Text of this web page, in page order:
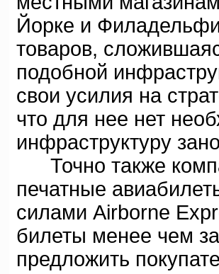
Йорке и
товаров,
подобной
свои усилия на
что для нее нет
инфраструктуру
Точно также
печатные
силами Airborne
билеты менее чем
предложить